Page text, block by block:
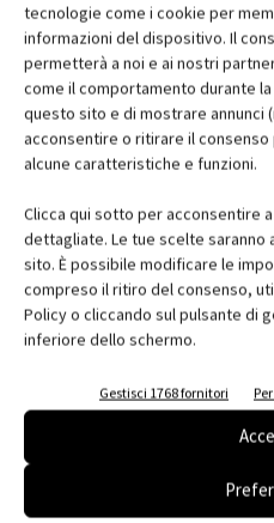
tecnologie come i cookie per
informazioni del dispositivo. Il
permetterà a noi e ai nostri
come il comportamento durante la
questo sito e di mostrare annunci
acconsentire o ritirare il
alcune caratteristiche e funzioni.
Clicca qui sotto per acconsentire
dettagliate. Le tue scelte saranno
sito. È possibile modificare le
compreso il ritiro del consenso,
Policy o cliccando sul pulsante di
inferiore dello schermo.
Gestisci 1768 fornitori
EDICOLA